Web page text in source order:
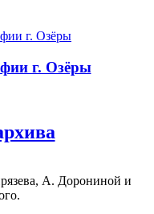
г. Озёры
А. Дорониной и